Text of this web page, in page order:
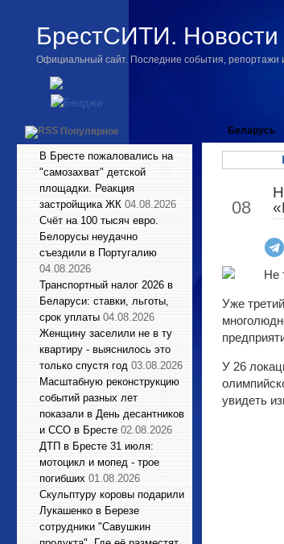
БрестСИТИ. Новости
Официальный сайт. Последние события, репортажи
Популярное
В Бресте пожаловались на
"самозахват" детской
площадки. Реакция
застройщика ЖК 04.08.2026
Счёт на 100 тысяч евро.
Белорусы неудачно
съездили в Португалию
04.08.2026
Транспортный налог 2026 в
Беларуси: ставки, льготы,
срок уплаты 04.08.2026
Женщину заселили не в ту
квартиру - выяснилось это
только спустя год 03.08.2026
Масштабную реконструкцию
событий разных лет
показали в День десантников
и ССО в Бресте 02.08.2026
ДТП в Бресте 31 июля:
мотоцикл и мопед - трое
погибших 01.08.2026
Cкульптуру коровы подарили
Лукашенко в Березе
сотрудники "Савушкин
Беларусь
08
Уже
У 26
увидеть